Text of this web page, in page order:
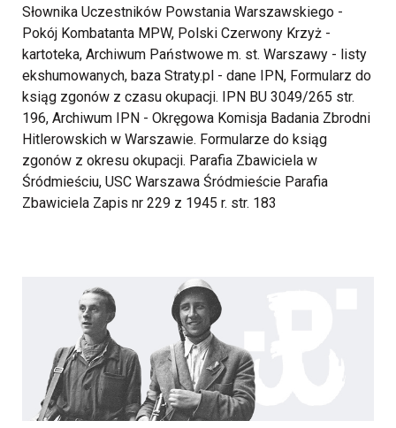
Słownika Uczestników Powstania Warszawskiego -
Pokój Kombatanta MPW, Polski Czerwony Krzyż -
kartoteka, Archiwum Państwowe m. st. Warszawy - listy
ekshumowanych, baza Straty.pl - dane IPN, Formularz do
ksiąg zgonów z czasu okupacji. IPN BU 3049/265 str.
196, Archiwum IPN - Okręgowa Komisja Badania Zbrodni
Hitlerowskich w Warszawie. Formularze do ksiąg
zgonów z okresu okupacji. Parafia Zbawiciela w
Śródmieściu, USC Warszawa Śródmieście Parafia
Zbawiciela Zapis nr 229 z 1945 r. str. 183